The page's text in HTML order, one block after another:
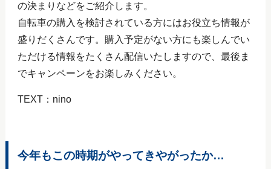
の決まりなどをご紹介します。
自転車の購入を検討されている方にはお役立ち情報が
盛りだくさんです。購入予定がない方にも楽しんでい
ただける情報をたくさん配信いたしますので、最後ま
でキャンペーンをお楽しみください。
TEXT：nino
今年もこの時期がやってきやがったか…